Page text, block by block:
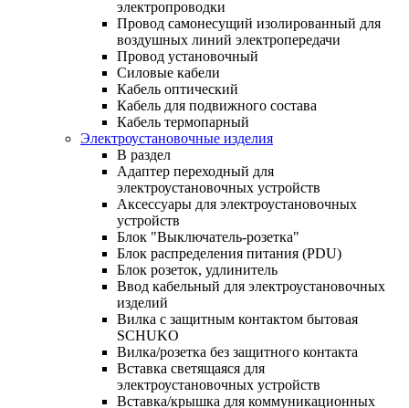
электропроводки
Провод самонесущий изолированный для
воздушных линий электропередачи
Провод установочный
Силовые кабели
Кабель оптический
Кабель для подвижного состава
Кабель термопарный
Электроустановочные изделия
В раздел
Адаптер переходный для
электроустановочных устройств
Аксессуары для электроустановочных
устройств
Блок "Выключатель-розетка"
Блок распределения питания (PDU)
Блок розеток, удлинитель
Ввод кабельный для электроустановочных
изделий
Вилка с защитным контактом бытовая
SCHUKO
Вилка/розетка без защитного контакта
Вставка светящаяся для
электроустановочных устройств
Вставка/крышка для коммуникационных